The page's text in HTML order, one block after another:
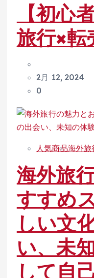
【初心
旅行×転
2月 12, 2024
0
人気商品海外旅
海外旅
すすめ
しい文
い、未
して自